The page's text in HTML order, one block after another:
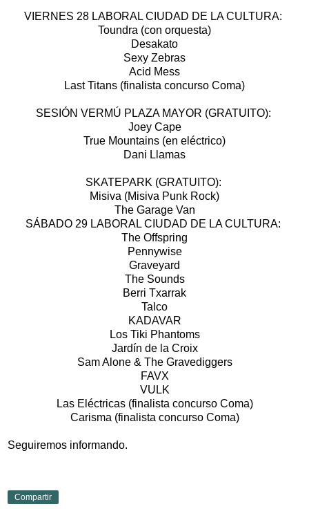
VIERNES 28 LABORAL CIUDAD DE LA CULTURA:
Toundra (con orquesta)
Desakato
Sexy Zebras
Acid Mess
Last Titans (finalista concurso Coma)
SESIÓN VERMÚ PLAZA MAYOR (GRATUITO):
Joey Cape
True Mountains (en eléctrico)
Dani Llamas
SKATEPARK (GRATUITO):
Misiva (Misiva Punk Rock)
The Garage Van
SÁBADO 29 LABORAL CIUDAD DE LA CULTURA:
The Offspring
Pennywise
Graveyard
The Sounds
Berri Txarrak
Talco
KADAVAR
Los Tiki Phantoms
Jardín de la Croix
Sam Alone & The Gravediggers
FAVX
VULK
Las Eléctricas (finalista concurso Coma)
Carisma (finalista concurso Coma)
Seguiremos informando.
Compartir